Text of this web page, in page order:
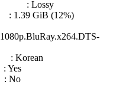
: Lossy
GiB (12%)